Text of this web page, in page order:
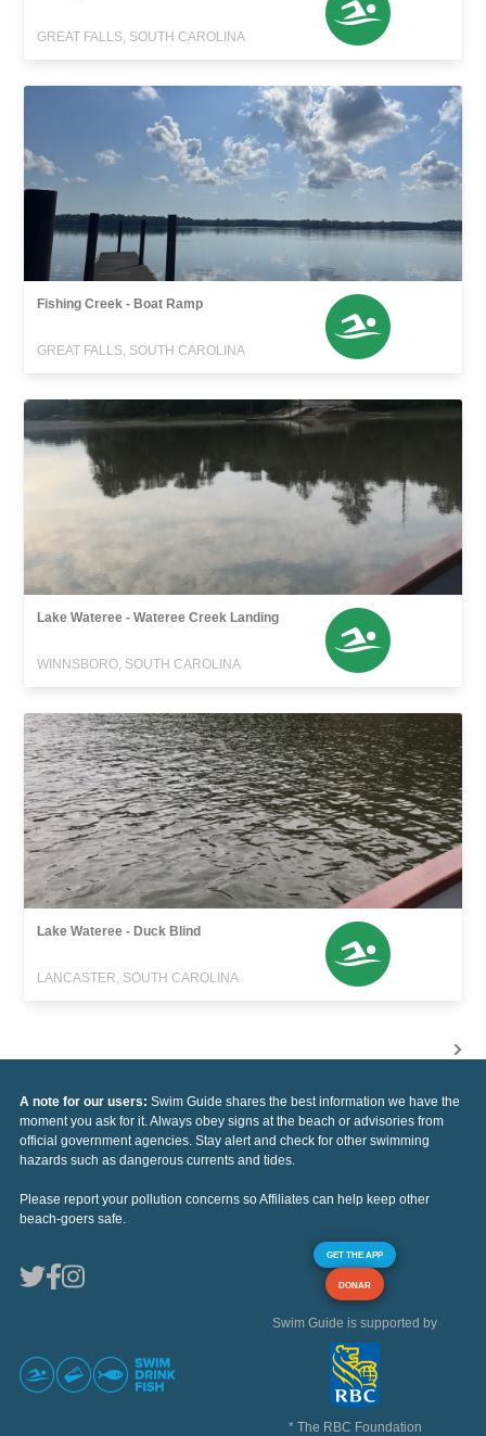
GREAT FALLS, SOUTH CAROLINA
Fishing Creek - Boat Ramp
GREAT FALLS, SOUTH CAROLINA
Lake Wateree - Wateree Creek Landing
WINNSBORO, SOUTH CAROLINA
Lake Wateree - Duck Blind
LANCASTER, SOUTH CAROLINA
A note for our users: Swim Guide shares the best information we have the
moment you ask for it. Always obey signs at the beach or advisories from
official government agencies. Stay alert and check for other swimming
hazards such as dangerous currents and tides.
Please report your pollution concerns so Affiliates can help keep other
beach-goers safe.
GET THE APP
DONAR
Swim Guide is supported by
* The RBC Foundation